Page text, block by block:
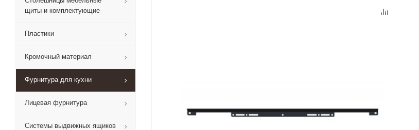
щиты и комплектующие
Пластики
Кромочный материал
Фурнитура для кухни
Лицевая фурнитура
Системы выдвижных ящиков